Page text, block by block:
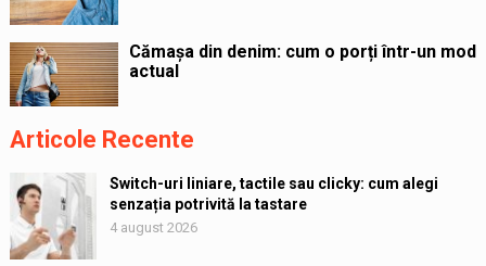
Cămașa din denim: cum o porți într-un mod
actual
Articole Recente
Switch-uri liniare, tactile sau clicky: cum alegi
senzația potrivită la tastare
4 august 2026